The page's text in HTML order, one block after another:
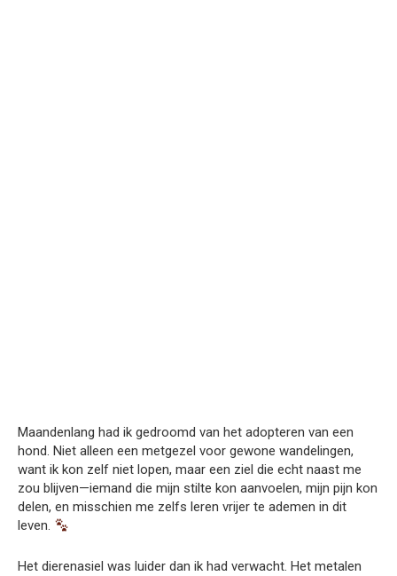
Maandenlang had ik gedroomd van het adopteren van een
hond. Niet alleen een metgezel voor gewone wandelingen,
want ik kon zelf niet lopen, maar een ziel die echt naast me
zou blijven—iemand die mijn stilte kon aanvoelen, mijn pijn kon
delen, en misschien me zelfs leren vrijer te ademen in dit
leven.
Het dierenasiel was luider dan ik had verwacht. Het metalen